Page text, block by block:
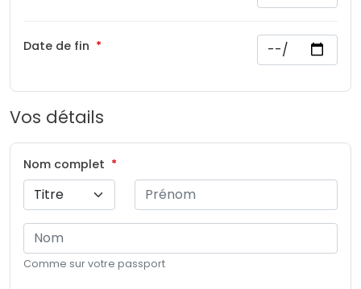
Date de fin
Vos détails
Nom complet
Comme sur votre passport